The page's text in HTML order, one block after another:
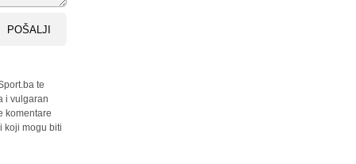
POŠALJI
te
i vulgaran
komentare
koji mogu biti